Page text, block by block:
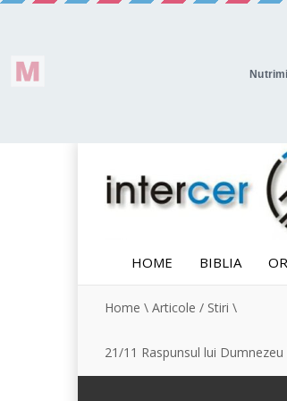
HOME BIBLIA
Home \ Articole / Stiri \
21/11 Raspunsul lui